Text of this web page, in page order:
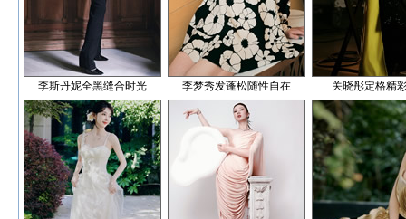
李斯丹妮全黑缝合时光 李梦秀发蓬松随性自在 关晓彤定格精